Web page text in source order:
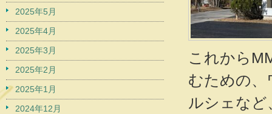
これから
むための、
ルシェなど
2025年5月
2025年4月
2025年3月
2025年2月
2025年1月
2024年12月